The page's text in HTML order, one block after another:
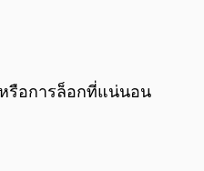
รือการล็อกที่แน่นอน